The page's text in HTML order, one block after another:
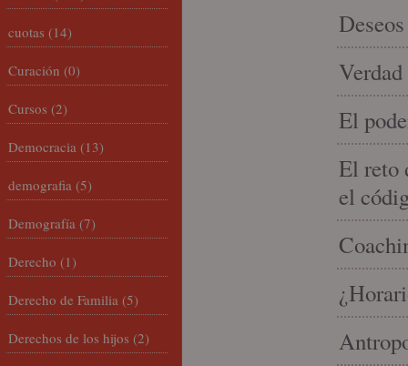
El
El reto
el
cuotas (14)
Curación (0)
Cursos (2)
Democracia (13)
demografia (5)
Demografía (7)
Derecho (1)
Derecho de Familia (5)
Derechos de los hijos (2)